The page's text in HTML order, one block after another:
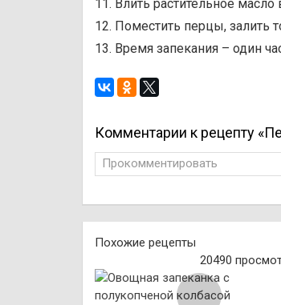
11. Влить растительное масло
12. Поместить перцы, залить
13. Время запекания – один
Комментарии к рецепту
Прокомментировать
Похожие рецепты
20490